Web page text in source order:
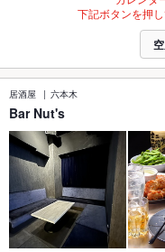
下記ボタンを押
居酒屋 六本木
Bar Nut's